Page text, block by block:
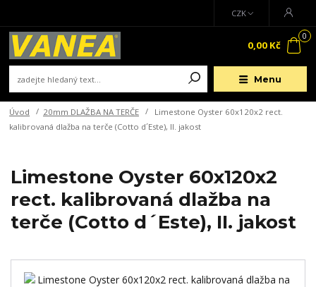
Menu
CZK
0
0,00 Kč
Úvod 20mm DLAŽBA NA TERČE
Limestone Oyster 60x120x2 rect.
kalibrovaná dlažba na terče (Cotto d´Este), II. jakost
Limestone Oyster 60x120x2
rect. kalibrovaná dlažba na
terče (Cotto d´Este), II. jakost